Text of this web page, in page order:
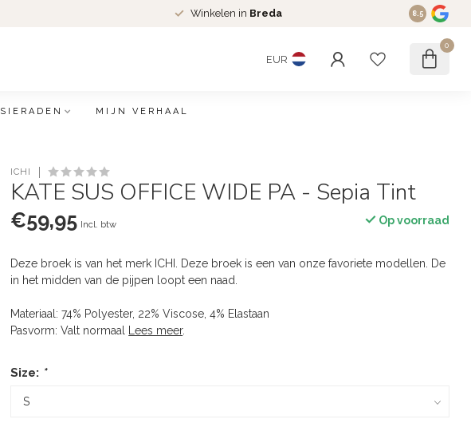
Winkelen in Breda 8.5
EUR
0
SIERADEN MIJN VERHAAL
ICHI
KATE SUS OFFICE WIDE PA - Sepia Tint
€59,95 Incl. btw Op voorraad
Deze broek is van het merk ICHI. Deze broek is een van onze favoriete modellen. De
in het midden van de pijpen loopt een naad.
Materiaal: 74% Polyester, 22% Viscose, 4% Elastaan
Pasvorm: Valt normaal
Lees meer.
Size: *